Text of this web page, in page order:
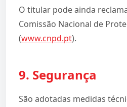
O titular pode ainda
Comissão Nacional de
(www.cnpd.pt).
9. Segurança
São adotadas medidas